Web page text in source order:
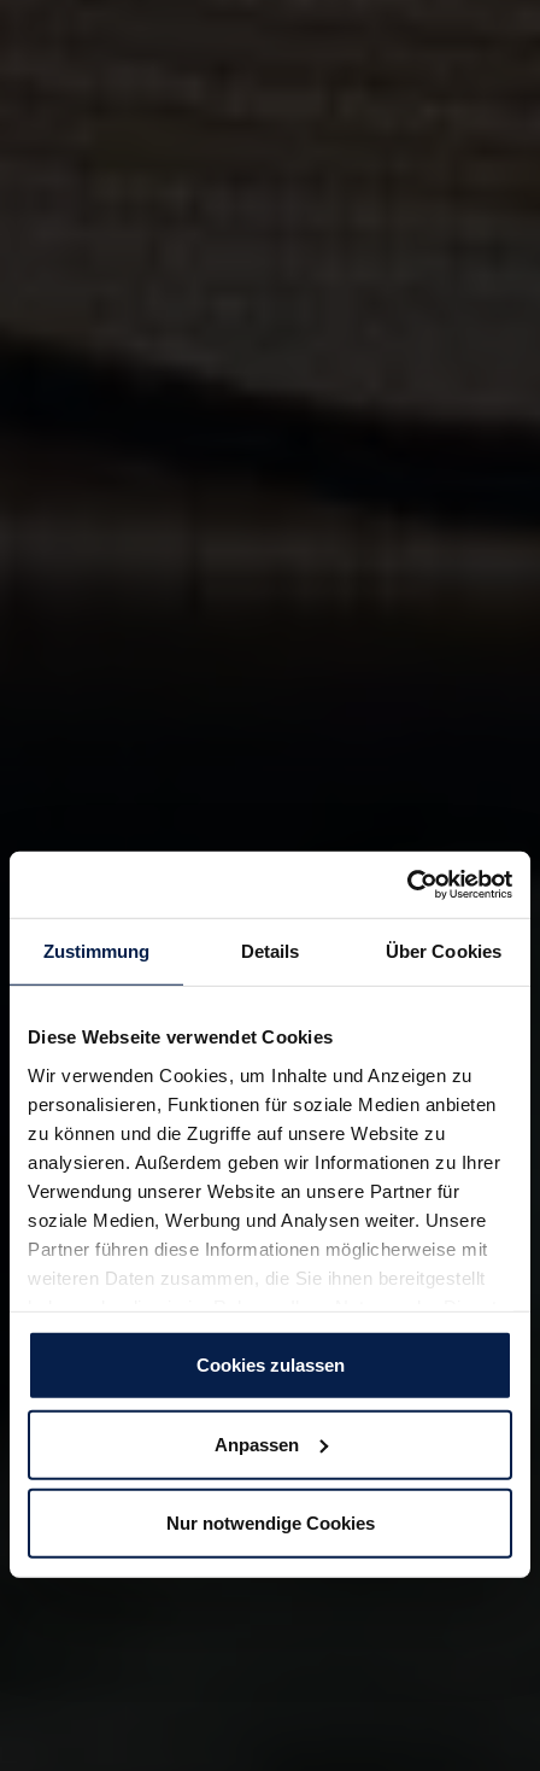
Zustimmung Details Über Cookies
Diese Webseite verwendet Cookies
Wir verwenden Cookies, um Inhalte und Anzeigen zu
personalisieren, Funktionen für soziale Medien anbieten
zu können und die Zugriffe auf unsere Website zu
analysieren. Außerdem geben wir Informationen zu Ihrer
Verwendung unserer Website an unsere Partner für
soziale Medien, Werbung und Analysen weiter. Unsere
Partner führen diese Informationen möglicherweise mit
weiteren Daten zusammen, die Sie ihnen bereitgestellt
gesammelt haben. ZurDatenschutzerklärung.
Cookies zulassen
Anpassen
Nur notwendige Cookies